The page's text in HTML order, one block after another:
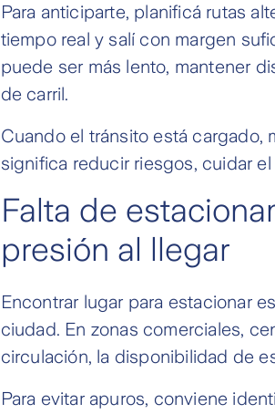
Para anticiparte, planificá rutas
tiempo real y salí con margen
puede ser más lento, mantener
de carril.
Cuando el tránsito está cargado,
significa reducir riesgos, cuidar
Falta de
presión al llegar
Encontrar lugar para estacionar
ciudad. En zonas comerciales,
circulación, la disponibilidad de
Para evitar apuros, conviene